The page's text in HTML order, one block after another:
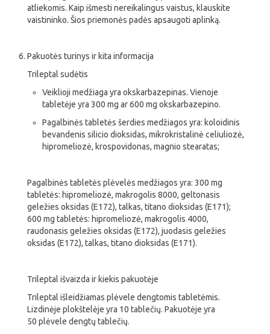
atliekomis. Kaip išmesti nereikalingus vaistus, klauskite
vaistininko. Šios priemonės padės apsaugoti aplinką.
Pakuotės turinys ir kita informacija
Trileptal sudėtis
Veiklioji medžiaga yra okskarbazepinas. Vienoje
tabletėje yra 300 mg ar 600 mg okskarbazepino.
Pagalbinės tabletės šerdies medžiagos yra: koloidinis
bevandenis silicio dioksidas, mikrokristalinė celiuliozė,
hipromeliozė, krospovidonas, magnio stearatas;
Pagalbinės tabletės plėvelės medžiagos yra: 300 mg
tabletės: hipromeliozė, makrogolis 8000, geltonasis
geležies oksidas (E172), talkas, titano dioksidas (E171);
600 mg tabletės: hipromeliozė, makrogolis 4000,
raudonasis geležies oksidas (E172), juodasis geležies
oksidas (E172), talkas, titano dioksidas (E171).
Trileptal išvaizda ir kiekis pakuotėje
Trileptal išleidžiamas plėvele dengtomis tabletėmis.
Lizdinėje plokštelėje yra 10 tablečių. Pakuotėje yra
50 plėvele dengtų tablečių.